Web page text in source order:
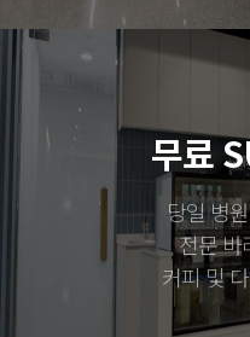
무료
당일 병
전문 바
커피 및